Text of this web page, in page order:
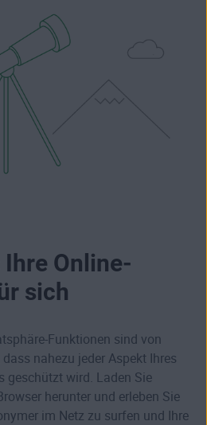
Online-
sich
Funktionen sind von
nahezu jeder Aspekt Ihres
geschützt wird. Laden Sie
herunter und erleben Sie
im Netz zu surfen und Ihre